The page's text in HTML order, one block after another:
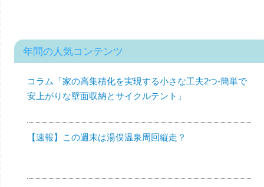
年間の人気コンテンツ
コラム「家の高集積化を実現する小さな工夫2つ-簡単で
安上がりな壁面収納とサイクルテント」
【速報】この週末は湯俣温泉周回縦走？